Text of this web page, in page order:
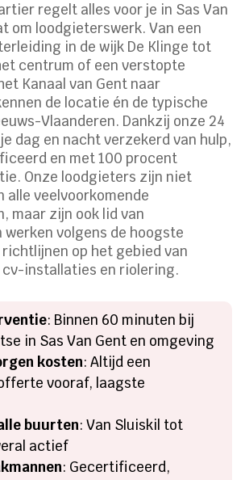
regelt alles voor je in Sas Van
om loodgieterswerk. Van een
in de wijk De Klinge tot
centrum of een verstopte
Kanaal van Gent naar
de locatie én de typische
Vlaanderen. Dankzij onze 24
dag en nacht verzekerd van hulp,
en met 100 procent
Onze loodgieters zijn niet
alle veelvoorkomende
maar zijn ook lid van
werken volgens de hoogste
op het gebied van
installaties en riolering.
: Binnen 60 minuten bij
in Sas Van Gent en omgeving
kosten: Altijd een
vooraf, laagste
buurten: Van Sluiskil tot
actief
: Gecertificeerd,